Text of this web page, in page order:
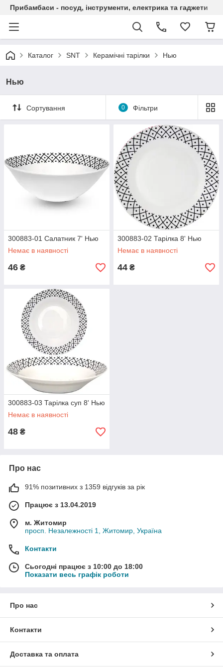
Прибамбаси - посуд, інструменти, електрика та гаджети
Каталог SNT Керамічні тарілки Нью
Нью
Сортування 0 Фільтри
300883-01 Салатник 7' Нью
Немає в наявності
46 ₴
300883-02 Тарілка 8' Нью
Немає в наявності
44 ₴
300883-03 Тарілка суп 8' Нью
Немає в наявності
48 ₴
Про нас
91% позитивних з 1359 відгуків за рік
Працює з 13.04.2019
м. Житомир
просп. Незалежності 1, Житомир, Україна
Контакти
Сьогодні працює з 10:00 до 18:00
Показати весь графік роботи
Про нас
Контакти
Доставка та оплата